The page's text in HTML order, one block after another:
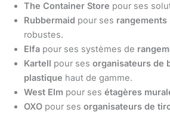
The Container Store pour ses
Rubbermaid pour ses rangements
robustes.
Elfa pour ses systèmes de
Kartell pour ses organisateurs de
plastique haut de gamme.
West Elm pour ses étagères
OXO pour ses organisateurs de